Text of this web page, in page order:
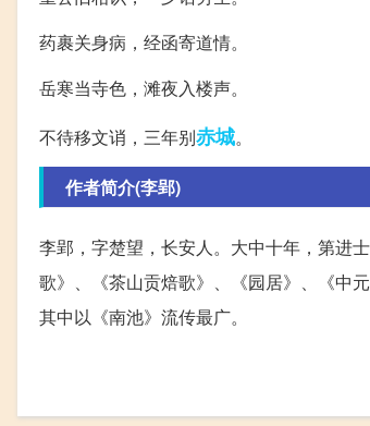
药裹关身病，经函寄道情。
岳寒当寺色，滩夜入楼声。
不待移文诮，三年别赤城。
作者简介(李郢)
李郢，字楚望，长安人。大中十年，第进
歌》、《茶山贡焙歌》、《园居》、《中
其中以《南池》流传最广。